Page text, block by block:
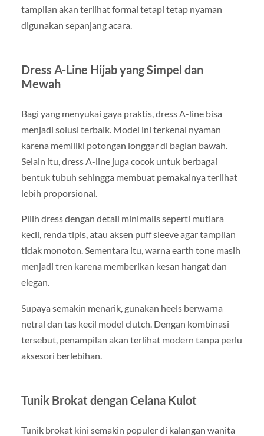
tampilan akan terlihat formal tetapi tetap nyaman
digunakan sepanjang acara.
Dress A-Line Hijab yang Simpel dan
Mewah
Bagi yang menyukai gaya praktis, dress A-line bisa
menjadi solusi terbaik. Model ini terkenal nyaman
karena memiliki potongan longgar di bagian bawah.
Selain itu, dress A-line juga cocok untuk berbagai
bentuk tubuh sehingga membuat pemakainya terlihat
lebih proporsional.
Pilih dress dengan detail minimalis seperti mutiara
kecil, renda tipis, atau aksen puff sleeve agar tampilan
tidak monoton. Sementara itu, warna earth tone masih
menjadi tren karena memberikan kesan hangat dan
elegan.
Supaya semakin menarik, gunakan heels berwarna
netral dan tas kecil model clutch. Dengan kombinasi
tersebut, penampilan akan terlihat modern tanpa perlu
aksesori berlebihan.
Tunik Brokat dengan Celana Kulot
Tunik brokat kini semakin populer di kalangan wanita